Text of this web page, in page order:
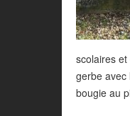
scolaires
gerbe avec
bougie au